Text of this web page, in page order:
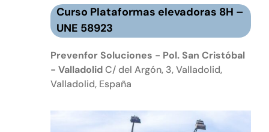
Curso Plataformas elevadoras 8H –
UNE 58923
Prevenfor Soluciones - Pol. San Cristóbal
- ValladolidC/ del Argón, 3, Valladolid,
Valladolid, España